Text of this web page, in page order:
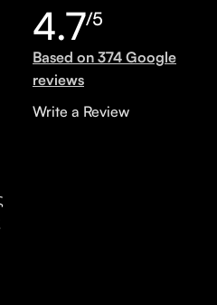
4.7/5
Based on 374 Google
reviews
Write a Review